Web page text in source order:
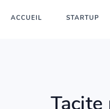
ACCUEIL STARTUP